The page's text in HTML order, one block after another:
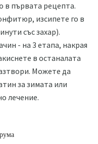
в първата рецепта.
изсипете го в
със захар).
- на 3 етапа, накрая
в останалата
Можете да
за зимата или
лечение.